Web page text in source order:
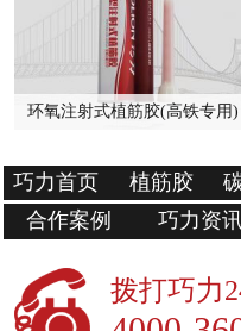
环氧注射式植筋胶(高铁专用)
巧力首页 植筋胶
合作案例
巧力资
拨打巧力